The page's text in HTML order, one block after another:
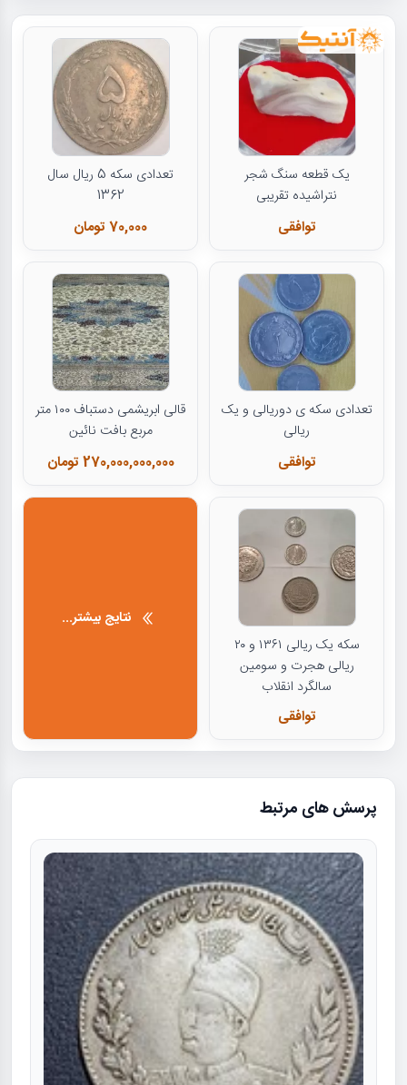
یک قطعه سنگ شجر
نتراشیده تقریبی
توافقی
تعدادی سکه 5 ریال سال
1362
70,000 تومان
تعدادی سکه ی دوریالی و یک
ریالی
توافقی
قالی ابریشمی دستباف ۱۰۰ متر
مربع بافت نائین
270,000,000,000 تومان
سکه یک ریالی ۱۳۶۱ و ۲۰
ریالی هجرت و سومین
سالگرد انقلاب
توافقی
نتایج بیشتر...
پرسش های مرتبط